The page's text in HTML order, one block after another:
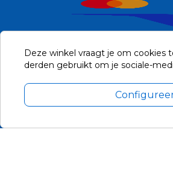
Alle prijzen zijn in Euro,
Deze winkel vraagt je om cookies
derden gebruikt om je sociale-